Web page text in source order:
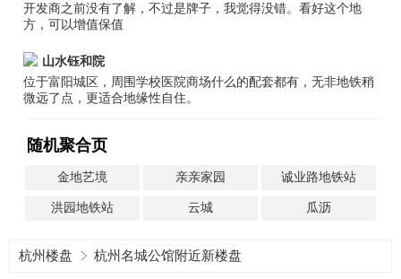
开发商之前没有了解，不过是牌子，我觉得没错。看好这个地
方，可以增值保值
山水钰和院
位于富阳城区，周围学校医院商场什么的配套都有，无非地铁稍
微远了点，更适合地缘性自住。
随机聚合页
金地艺境 亲亲家园 诚业路地铁站
洪园地铁站 云城 瓜沥
杭州楼盘 杭州名城公馆附近新楼盘